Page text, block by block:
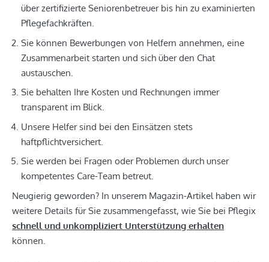
über zertifizierte Seniorenbetreuer bis hin zu examinierten
Pflegefachkräften.
Sie können Bewerbungen von Helfern annehmen, eine
Zusammenarbeit starten und sich über den Chat
austauschen.
Sie behalten Ihre Kosten und Rechnungen immer
transparent im Blick.
Unsere Helfer sind bei den Einsätzen stets
haftpflichtversichert.
Sie werden bei Fragen oder Problemen durch unser
kompetentes Care-Team betreut.
Neugierig geworden? In unserem Magazin-Artikel haben wir
weitere Details für Sie zusammengefasst, wie Sie bei Pflegix
schnell und unkompliziert Unterstützung erhalten
können.